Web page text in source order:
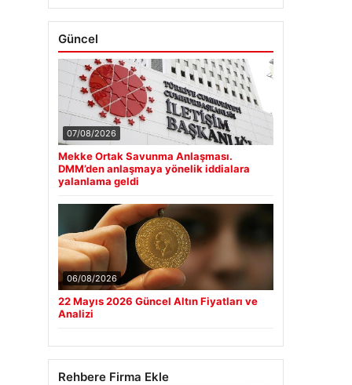
Güncel
07/08/2026
Mekke Ortak Savunma Anlaşması.
DMM’den anlaşmaya yönelik iddialara
yalanlama geldi
06/08/2026
22 Mayıs 2026 Güncel Altın Fiyatları ve
Analizi
Rehbere Firma Ekle